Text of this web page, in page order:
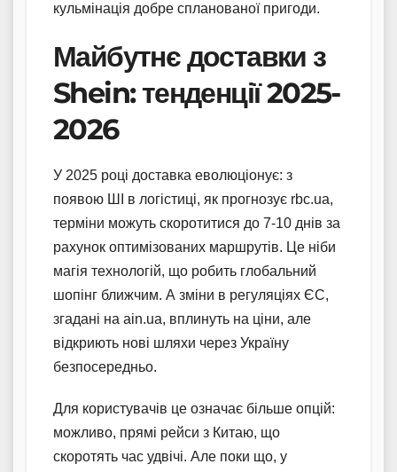
кульмінація добре спланованої пригоди.
Майбутнє доставки з
Shein: тенденції 2025-
2026
У 2025 році доставка еволюціонує: з
появою ШІ в логістиці, як прогнозує rbc.ua,
терміни можуть скоротитися до 7-10 днів за
рахунок оптимізованих маршрутів. Це ніби
магія технологій, що робить глобальний
шопінг ближчим. А зміни в регуляціях ЄС,
згадані на ain.ua, вплинуть на ціни, але
відкриють нові шляхи через Україну
безпосередньо.
Для користувачів це означає більше опцій:
можливо, прямі рейси з Китаю, що
скоротять час удвічі. Але поки що, у